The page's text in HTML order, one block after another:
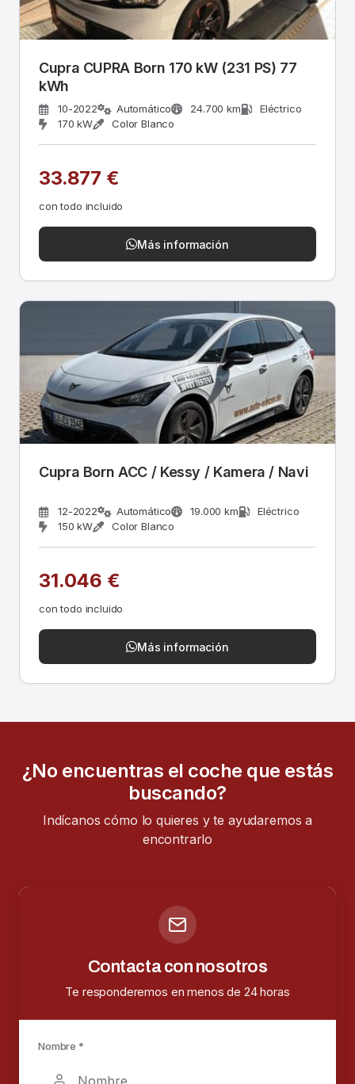
Cupra CUPRA Born 170 kW (231 PS) 77
kWh
10-2022 Automático 24.700 km
Eléctrico
170 kW
Color Blanco
33.877 €
con todo incluido
Más información
Cupra Born ACC / Kessy / Kamera / Navi
12-2022 Automático 19.000 km
Eléctrico
150 kW
Color Blanco
31.046 €
con todo incluido
Más información
¿No encuentras el coche que estás
buscando?
Indícanos cómo lo quieres y te ayudaremos a
encontrarlo
Contacta con nosotros
Te responderemos en menos de 24 horas
Nombre *